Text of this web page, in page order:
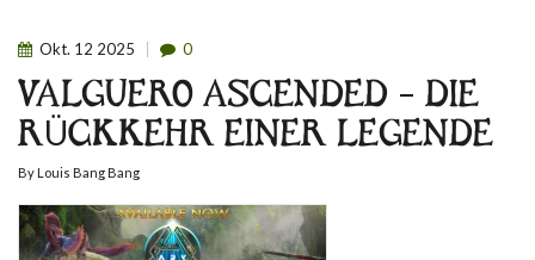
Okt. 12 2025 0
VALGUERO ASCENDED – DIE
RÜCKKEHR EINER LEGENDE
By Louis Bang Bang